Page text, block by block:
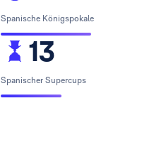
Spanische Königspokale
13
Spanischer Supercups